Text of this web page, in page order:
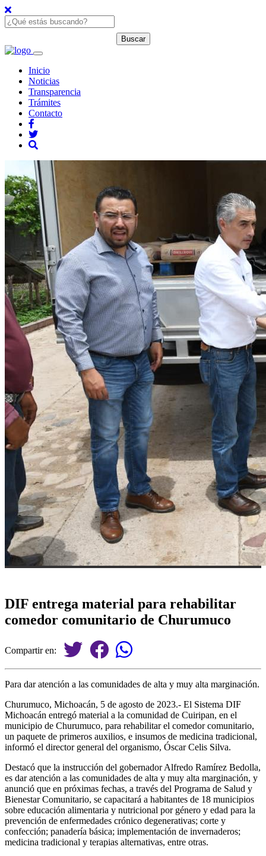
Inicio
Noticias
Transparencia
Trámites
Contacto
DIF entrega material para rehabilitar
comedor comunitario de Churumuco
Compartir en:
Para dar atención a las comunidades de alta y muy alta marginación.
Churumuco, Michoacán, 5 de agosto de 2023.- El Sistema DIF
Michoacán entregó material a la comunidad de Cuiripan, en el
municipio de Churumuco, para rehabilitar el comedor comunitario,
un paquete de primeros auxilios, e insumos de medicina tradicional,
informó el director general del organismo, Óscar Celis Silva.
Destacó que la instrucción del gobernador Alfredo Ramírez Bedolla,
es dar atención a las comunidades de alta y muy alta marginación, y
anunció que en próximas fechas, a través del Programa de Salud y
Bienestar Comunitario, se capacitará a habitantes de 18 municipios
sobre educación alimentaria y nutricional por género y edad para la
prevención de enfermedades crónico degenerativas; corte y
confección; panadería básica; implementación de invernaderos;
medicina tradicional y terapias alternativas, entre otras.